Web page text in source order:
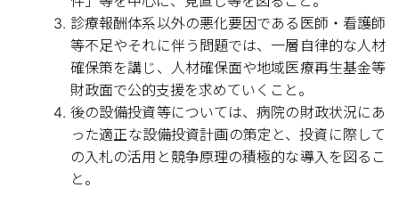
診療報酬体系以外の悪化要因である医師・看護師
等不足やそれに伴う問題では、一層自律的な人材
確保策を講じ、人材確保面や地域医療再生基金等
財政面で公的支援を求めていくこと。
後の設備投資等については、病院の財政状況にあ
った適正な設備投資計画の策定と、投資に際して
の入札の活用と競争原理の積極的な導入を図るこ
と。